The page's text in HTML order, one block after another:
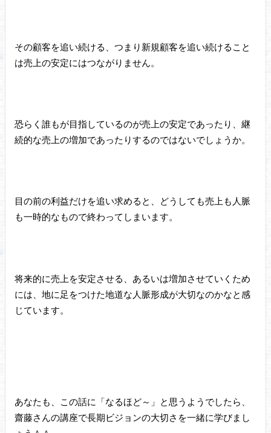
その顧客を追い続ける、つまり新規顧客を追い続けること
は売上の安定にはつながりません。
恐らく誰もが目指しているのが売上の安定であったり、継
続的な売上の増加であったりするのではないでしょうか。
目の前の利益だけを追い求めると、どうしても売上も人脈
も一時的なもので終わってしまいます。
将来的に売上を安定させる、あるいは増加させていくため
には、地に足をつけた地道な人脈形成が大切なのかなと感
じています。
あなたも、この話に「なるほど～」と思うようでしたら、
齋藤さんの講座で長期ビジョンの大切さを一緒に学びまし